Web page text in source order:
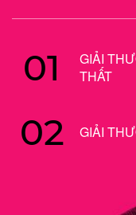
01
GIẢI
THẤT
02 GIẢI